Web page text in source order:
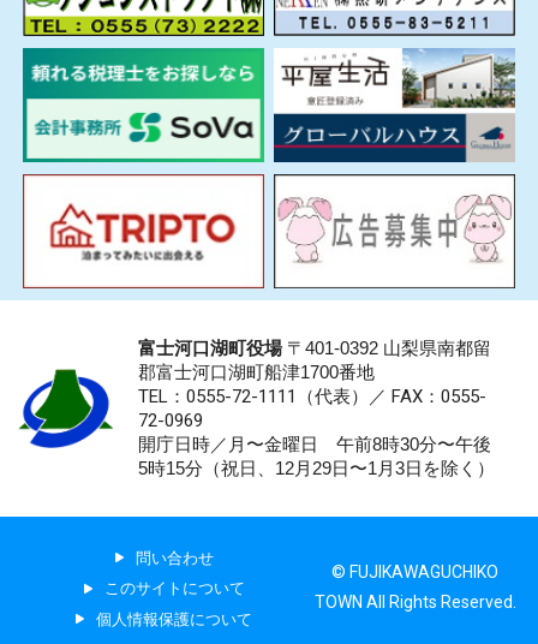
富士河口湖町役場〒401-0392 山梨県南都留
郡富士河口湖町船津1700番地
TEL：0555-72-1111 （代表）／ FAX：0555-
72-0969
開庁日時／月〜金曜日 午前8時30分〜午後
5時15分（祝日、12月29日〜1月3日を除く）
問い合わせ
このサイトについて
個人情報保護について
© FUJIKAWAGUCHIKO
TOWN All Rights Reserved.